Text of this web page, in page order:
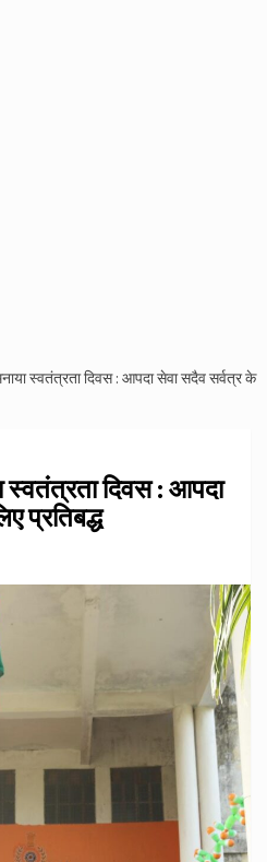
स्वतंत्रता दिवस : आपदा सेवा सदैव सर्वत्र के
दिवस : आपदा
प्रतिबद्ध